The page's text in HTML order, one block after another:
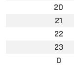
20
21
22
23
0